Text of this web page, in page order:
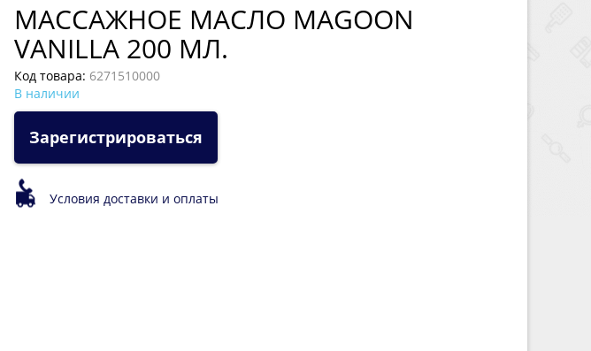
МАССАЖНОЕ МАСЛО MAGOON
VANILLA 200 МЛ.
Код товара: 6271510000
В наличии
Зарегистрироваться
Условия доставки и оплаты